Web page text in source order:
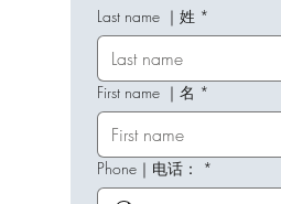
Last name ｜姓 *
First name ｜名 *
Phone｜电话： *